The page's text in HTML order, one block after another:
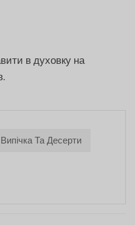
в духовку на
Випічка Та Десерти